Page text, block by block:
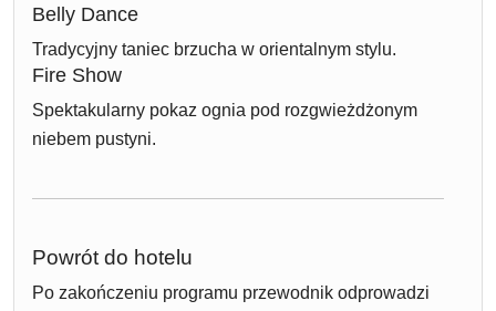
Belly Dance
Tradycyjny taniec brzucha w orientalnym stylu.
Fire Show
Spektakularny pokaz ognia pod rozgwieżdżonym
niebem pustyni.
Powrót do hotelu
Po zakończeniu programu przewodnik odprowadzi